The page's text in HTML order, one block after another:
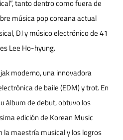
tanto dentro como fuera de
música pop coreana actual
DJ y músico electrónico de 41
Lee Ho-hyung.
moderno, una innovadora
de baile (EDM) y trot. En
álbum de debut, obtuvo los
edición de Korean Music
la maestría musical y los logros